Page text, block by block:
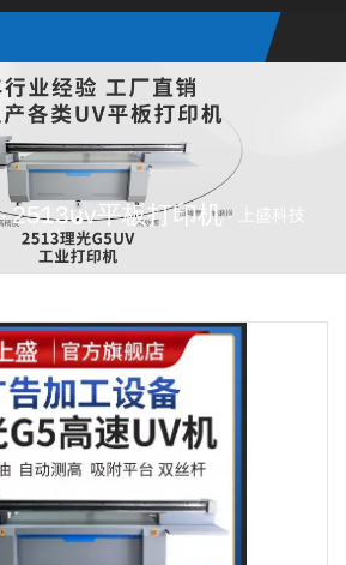
-2513uv平板打印机 - 上盛科技